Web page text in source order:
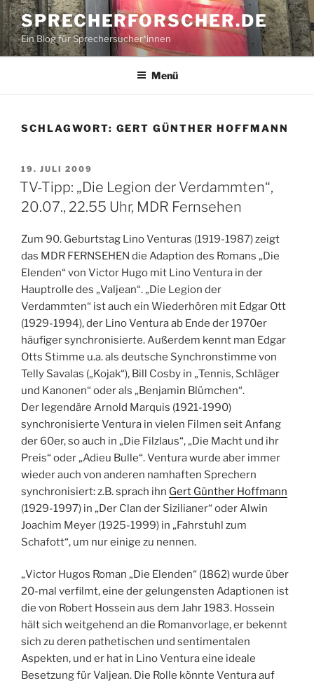
Zum
Inhalt
springen
SPRECHERFORSCHER.DE
Ein Blog für Sprechersucher*innen
Menü
SCHLAGWORT: GERT GÜNTHER HOFFMANN
VERÖFFENTLICHT
AM
19. JULI 2009
TV-Tipp: „Die Legion der Verdammten“,
20.07., 22.55 Uhr, MDR Fernsehen
Zum 90. Geburtstag Lino Venturas (1919-1987) zeigt
das MDR FERNSEHEN die Adaption des Romans „Die
Elenden“ von Victor Hugo mit Lino Ventura in der
Hauptrolle des „Valjean“. „Die Legion der
Verdammten“ ist auch ein Wiederhören mit Edgar Ott
(1929-1994), der Lino Ventura ab Ende der 1970er
häufiger synchronisierte. Außerdem kennt man Edgar
Otts Stimme u.a. als deutsche Synchronstimme von
Telly Savalas („Kojak“), Bill Cosby in „Tennis, Schläger
und Kanonen“ oder als „Benjamin Blümchen“.
Der legendäre Arnold Marquis (1921-1990)
synchronisierte Ventura in vielen Filmen seit Anfang
der 60er, so auch in „Die Filzlaus“, „Die Macht und ihr
Preis“ oder „Adieu Bulle“. Ventura wurde aber immer
wieder auch von anderen namhaften Sprechern
synchronisiert: z.B. sprach ihn Gert Günther Hoffmann
(1929-1997) in „Der Clan der Sizilianer“ oder Alwin
Joachim Meyer (1925-1999) in „Fahrstuhl zum
Schafott“, um nur einige zu nennen.
„Victor Hugos Roman „Die Elenden“ (1862) wurde über
20-mal verfilmt, eine der gelungensten Adaptionen ist
die von Robert Hossein aus dem Jahr 1983. Hossein
hält sich weitgehend an die Romanvorlage, er bekennt
sich zu deren pathetischen und sentimentalen
Aspekten, und er hat in Lino Ventura eine ideale
Besetzung für Valjean. Die Rolle könnte Ventura auf